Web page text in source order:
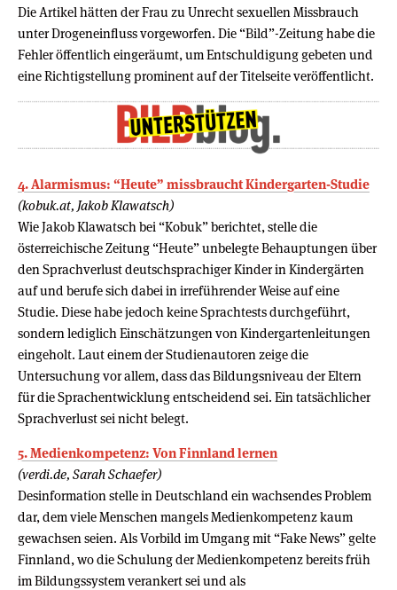
Die Artikel hätten der Frau zu Unrecht sexuellen Missbrauch
unter Drogeneinfluss vorgeworfen. Die “Bild”-Zeitung habe die
Fehler öffentlich eingeräumt, um Entschuldigung gebeten und
eine Richtigstellung prominent auf der Titelseite veröffentlicht.
4. Alarmismus: “Heute” missbraucht Kindergarten-Studie
(kobuk.at, Jakob Klawatsch)
Wie Jakob Klawatsch bei “Kobuk” berichtet, stelle die
österreichische Zeitung “Heute” unbelegte Behauptungen über
den Sprachverlust deutschsprachiger Kinder in Kindergärten
auf und berufe sich dabei in irreführender Weise auf eine
Studie. Diese habe jedoch keine Sprachtests durchgeführt,
sondern lediglich Einschätzungen von Kindergartenleitungen
eingeholt. Laut einem der Studienautoren zeige die
Untersuchung vor allem, dass das Bildungsniveau der Eltern
für die Sprachentwicklung entscheidend sei. Ein tatsächlicher
Sprachverlust sei nicht belegt.
5. Medienkompetenz: Von Finnland lernen
(verdi.de, Sarah Schaefer)
Desinformation stelle in Deutschland ein wachsendes Problem
dar, dem viele Menschen mangels Medienkompetenz kaum
gewachsen seien. Als Vorbild im Umgang mit “Fake News” gelte
Finnland, wo die Schulung der Medienkompetenz bereits früh
im Bildungssystem verankert sei und als